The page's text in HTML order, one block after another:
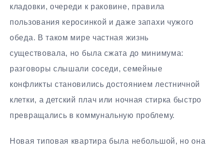
кладовки, очереди к раковине, правила
пользования керосинкой и даже запахи чужого
обеда. В таком мире частная жизнь
существовала, но была сжата до минимума:
разговоры слышали соседи, семейные
конфликты становились достоянием лестничной
клетки, а детский плач или ночная стирка быстро
превращались в коммунальную проблему.
Новая типовая квартира была небольшой, но она